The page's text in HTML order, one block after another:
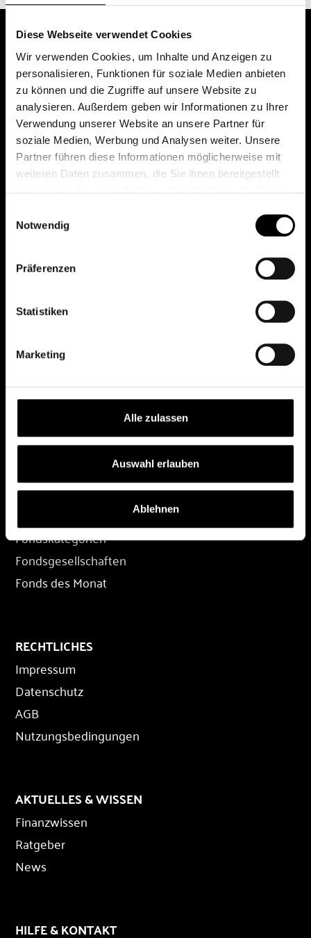
Diese Webseite verwendet Cookies
Wir verwenden Cookies, um Inhalte und Anzeigen zu
personalisieren, Funktionen für soziale Medien anbieten
zu können und die Zugriffe auf unsere Website zu
analysieren. Außerdem geben wir Informationen zu Ihrer
Verwendung unserer Website an unsere Partner für
soziale Medien, Werbung und Analysen weiter. Unsere
Partner führen diese Informationen möglicherweise mit
weiteren Daten zusammen, die Sie ihnen bereitgestellt
Notwendig
Präferenzen
Statistiken
Marketing
Alle zulassen
Auswahl erlauben
Ablehnen
Das erste Depot in Österreich mit 0€ Kontoführung,
0€ Ausgabeaufschlag und 0€ Depotgebühren bei
knapp 2000 Fonds und 0€ Orderspesen.
All rights reserved.
Depot eröffnen
Depot übertragen
Konditionen
FONDS
Fondskategorien
Fondsgesellschaften
Fonds des Monat
RECHTLICHES
Impressum
Datenschutz
AGB
Nutzungsbedingungen
AKTUELLES & WISSEN
Finanzwissen
Ratgeber
News
HILFE & KONTAKT